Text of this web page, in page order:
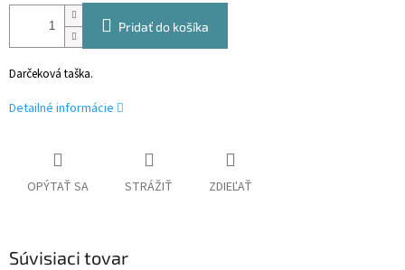
Pridať do košíka
Darčeková taška.
Detailné informácie
OPÝTAŤ SA STRÁŽIŤ ZDIEĽAŤ
Súvisiaci tovar